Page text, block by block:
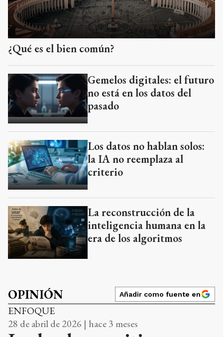
¿Qué es el bien común?
Gemelos digitales: el futuro
no está en los datos del
pasado
Los datos no hablan solos:
la IA no reemplaza al
criterio
La reconstrucción de la
inteligencia humana en la
era de los algoritmos
OPINIÓN Añadir como fuente en
ENFOQUE
28 de abril de 2026 | hace 3 meses